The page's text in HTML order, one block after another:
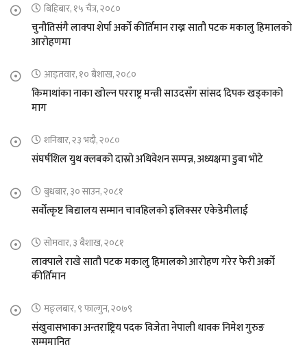
बिहिबार, १५ चैत्र, २०८०
चुनौतिसंगै लाक्पा शेर्पा अर्को कीर्तिमान राख्न सातौ पटक मकालु हिमालको
आरोहणमा
आइतवार, १० बैशाख, २०८०
किमाथांका नाका खोल्न परराष्ट्र मन्त्री साउदसँग सांसद दिपक खड्काको
माग
शनिबार, २३ भदौ, २०८०
संघर्षशिल युथ क्लबको दास्रो अधिवेशन सम्पन्न, अध्यक्षमा डुबा भोटे
बुधबार, ३० साउन, २०८१
सर्वोत्कृष्ट बिद्यालय सम्मान चावहिलको इलिक्सर एकेडेमीलाई
सोमवार, ३ बैशाख, २०८१
लाक्पाले राखे सातौ पटक मकालु हिमालको आरोहण गरेर फेरी अर्को
कीर्तिमान
मङ्लबार, ९ फाल्गुन, २०७९
संखुवासभाका अन्तराष्ट्रिय पदक विजेता नेपाली धावक निमेश गुरुङ
सम्ममानित